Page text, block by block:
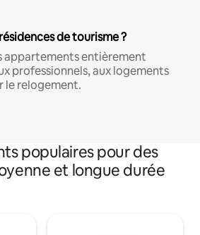
de tourisme ?
appartements entièrement
professionnels, aux logements
le relogement.
populaires pour des
et longue durée